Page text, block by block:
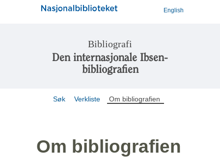
English
Bibliografi
Den internasjonale Ibsen-
bibliografien
Søk Verkliste Om bibliografien
Om bibliografien